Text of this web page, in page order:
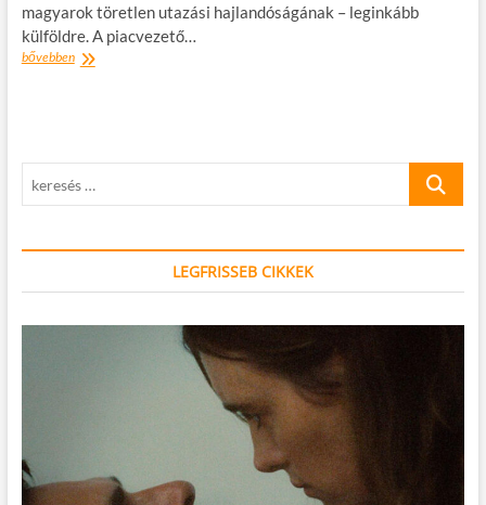
magyarok töretlen utazási hajlandóságának – leginkább
külföldre. A piacvezető…
bővebbenIBUSZ:
keresés
LEGFRISSEB CIKKEK